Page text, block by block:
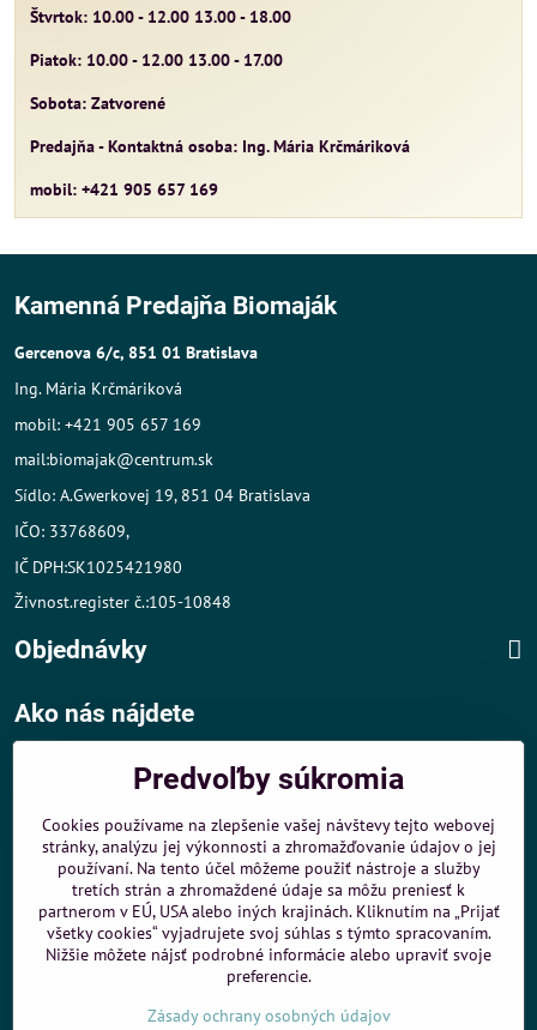
Štvrtok: 10.00 - 12.00 13.00 - 18.00
Piatok: 10.00 - 12.00 13.00 - 17.00
Sobota: Zatvorené
Predajňa - Kontaktná osoba: Ing. Mária Krčmáriková
mobil: +421 905 657 169
Kamenná Predajňa Biomaják
Gercenova 6/c, 851 01 Bratislava
Ing. Mária Krčmáriková
mobil: +421 905 657 169
mail:biomajak@centrum.sk
Sídlo: A.Gwerkovej 19, 851 04 Bratislava
IČO: 33768609,
IČ DPH:SK1025421980
Živnost.register č.:105-10848
Objednávky
Ako nás nájdete
- v tesnej blízkosti diaľničného obchvatu
- dobré parkovacie možnosti 40 m od predajne
MHD:
- 200 m od zastávky MHD Záporožská - autobusy č. 80 a 88
- 250 m od zastávky MHD ŽST Petržalka - autobus 99
Sme umiestnení uShopMania- Internetové nákupy
Predvoľby súkromia
Cookies používame na zlepšenie vašej návštevy tejto webovej
stránky, analýzu jej výkonnosti a zhromažďovanie údajov o jej
používaní. Na tento účel môžeme použiť nástroje a služby
tretích strán a zhromaždené údaje sa môžu preniesť k
partnerom v EÚ, USA alebo iných krajinách. Kliknutím na „Prijať
všetky cookies“ vyjadrujete svoj súhlas s týmto spracovaním.
Nižšie môžete nájsť podrobné informácie alebo upraviť svoje
preferencie.
Zásady ochrany osobných údajov